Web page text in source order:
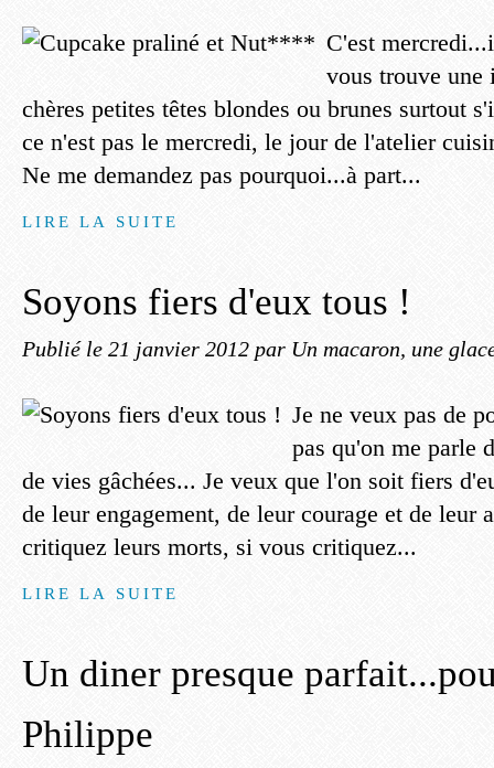
C'est
vous trouve une
chères petites têtes blondes ou brunes surtout
ce n'est pas le mercredi, le jour de l'atelier
Ne me demandez pas pourquoi...à part...
LIRE LA SUITE
Soyons fiers d'eux tous !
Publié le 21 janvier 2012 par Un macaron, une
Je ne veux pas de
pas qu'on me parle
de vies gâchées... Je veux que l'on soit fiers
de leur engagement, de leur courage et de leur
critiquez leurs morts, si vous critiquez...
LIRE LA SUITE
Un diner presque
Philippe